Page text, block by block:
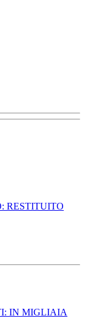
RESTITUITO
IN MIGLIAIA